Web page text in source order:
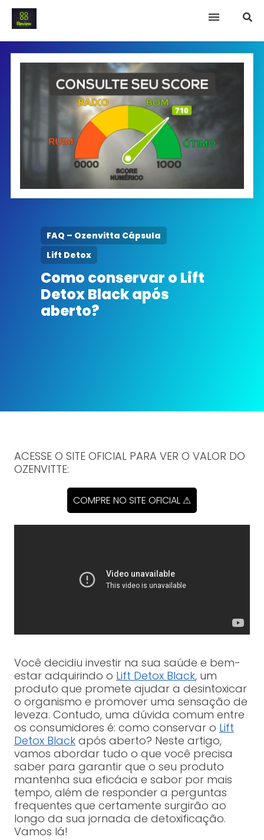
INICIO
Termo e Condições
Política Privacidade
SOBRE NÓS
FAQ – Ozenvitta Cápsula
Lift Detox
Como conservar o Lift
Detox Black após
aberto?
ACESSE O SITE OFICIAL PARA VER O VALOR DO
OZENVITTE:
COMPRE NO SITE OFICIAL ⚠
Você decidiu investir na sua saúde e bem-
estar adquirindo o Lift Detox Black, um
produto que promete ajudar a desintoxicar
o organismo e promover uma sensação de
leveza. Contudo, uma dúvida comum entre
os consumidores é: como conservar o Lift
Detox Blackapós aberto? Neste artigo,
vamos abordar tudo o que você precisa
saber para garantir que o seu produto
mantenha sua eficácia e sabor por mais
tempo, além de responder a perguntas
frequentes que certamente surgirão ao
longo da sua jornada de detoxificação.
Vamos lá!